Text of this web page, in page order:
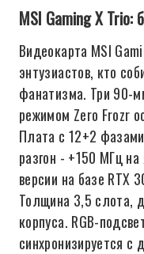
MSI Gaming X
Видеокарта MSI
энтузиастов, кто
фанатизма. Три 90-
режимом Zero Frozr
Плата с 12+2
разгон - +150 МГц
версии на базе RTX
Толщина 3,5 слота,
корпуса. RGB-
синхронизируется с